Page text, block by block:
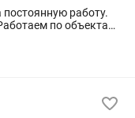
постоянную работу.
Алматы. Работа